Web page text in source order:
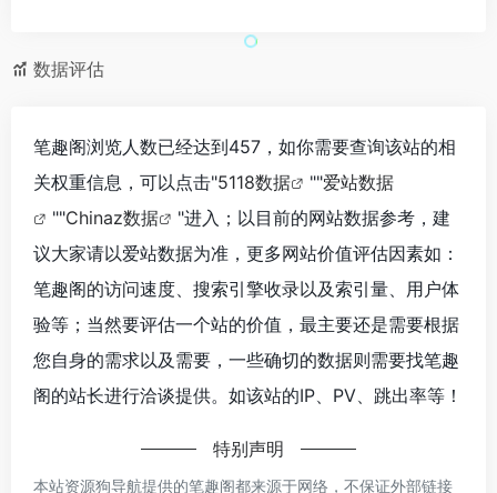
数据评估
笔趣阁浏览人数已经达到457，如你需要查询该站的相
关权重信息，可以点击"5118数据 ""爱站数据
""Chinaz数据
"进入；以目前的网站数据参考，建
议大家请以爱站数据为准，更多网站价值评估因素如：
笔趣阁的访问速度、搜索引擎收录以及索引量、用户体
验等；当然要评估一个站的价值，最主要还是需要根据
您自身的需求以及需要，一些确切的数据则需要找笔趣
阁的站长进行洽谈提供。如该站的IP、PV、跳出率等！
特别声明
本站资源狗导航提供的笔趣阁都来源于网络，不保证外部链接